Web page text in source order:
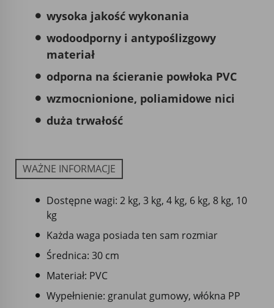
wysoka jakość wykonania
wodoodporny i antypoślizgowy
materiał
odporna na ścieranie powłoka PVC
wzmocnionione, poliamidowe nici
duża trwałość
WAŻNE INFORMACJE
Dostępne wagi: 2 kg, 3 kg, 4 kg, 6 kg, 8 kg, 10
kg
Każda waga posiada ten sam rozmiar
Średnica: 30 cm
Materiał: PVC
Wypełnienie: granulat gumowy, włókna PP